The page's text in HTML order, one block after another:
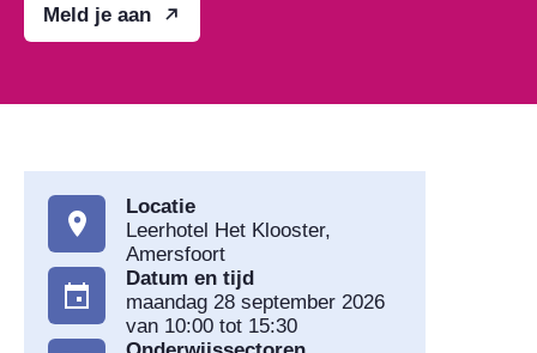
Meld je aan
Locatie
Leerhotel Het Klooster,
Amersfoort
Datum en tijd
maandag 28 september 2026
van 10:00 tot 15:30